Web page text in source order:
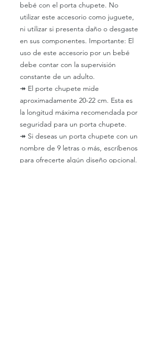
bebé con el porta chupete. No
utilizar este accesorio como juguete,
ni utilizar si presenta daño o desgaste
en sus componentes. Importante: El
uso de este accesorio por un bebé
debe contar con la supervisión
constante de un adulto.
↠ El porte chupete mide
aproximadamente 20-22 cm. Esta es
la longitud máxima recomendada por
seguridad para un porta chupete.
↠ Si deseas un porta chupete con un
nombre de 9 letras o más, escríbenos
para ofrecerte algún diseño opcional.